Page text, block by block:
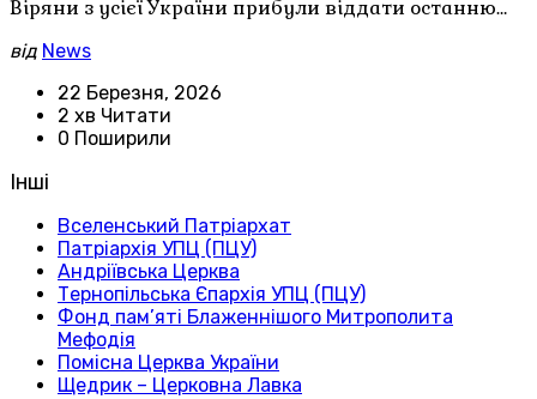
Віряни з усієї України прибули віддати останню…
від News
22 Березня, 2026
2 хв Читати
0 Поширили
Інші
Вселенський Патріархат
Патріархія УПЦ (ПЦУ)
Андріївська Церква
Тернопільська Єпархія УПЦ (ПЦУ)
Фонд пам’яті Блаженнішого Митрополита
Мефодія
Помісна Церква України
Щедрик – Церковна Лавка